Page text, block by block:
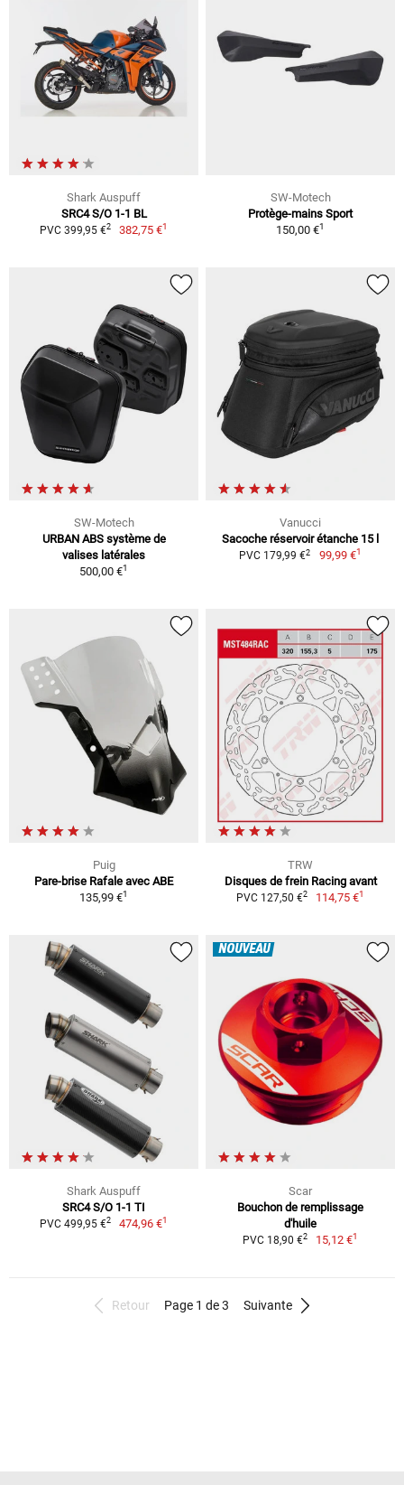
Shark Auspuff
SRC4 S/O 1-1 BL
PVC 399,95 €2 382,75 €1
SW-Motech
Protège-mains Sport
150,00 €1
SW-Motech
URBAN ABS système de
valises latérales
500,00 €1
Vanucci
Sacoche réservoir étanche 15 l
PVC 179,99 €2 99,99 €1
Puig
Pare-brise Rafale avec ABE
135,99 €1
TRW
Disques de frein Racing avant
PVC 127,50 €2 114,75 €1
Shark Auspuff
SRC4 S/O 1-1 TI
PVC 499,95 €2 474,96 €1
NOUVEAU
Scar
Bouchon de remplissage
d'huile
PVC 18,90 €2 15,12 €1
Retour Page 1 de 3 Suivante